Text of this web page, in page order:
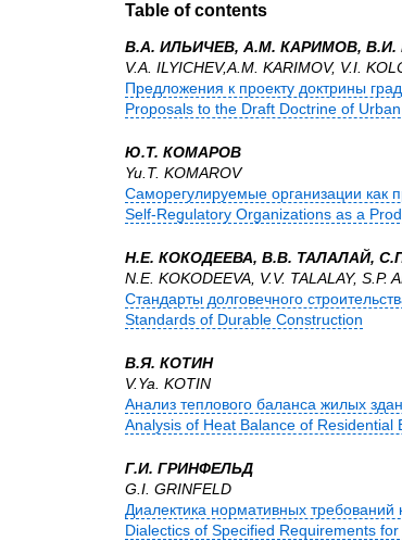
Table of contents
В.А. ИЛЬИЧЕВ, А.М. КАРИМОВ,
V.A. ILYICHEV,A.M. KARIMOV, V.I.
Предложения к проекту доктрины
Proposals to the Draft Doctrine of
Ю.Т. КОМАРОВ
Yu.T. KOMAROV
Саморегулируемые организации как
Self-Regulatory Organizations as a
Н.Е. КОКОДЕЕВА, В.В. ТАЛАЛАЙ,
N.E. KOKODEEVA, V.V. TALALAY, S.P.
Стандарты долговечного
Standards of Durable Construction
В.Я. КОТИН
V.Ya. KOTIN
Анализ теплового баланса жилых
Analysis of Heat Balance of
Г.И. ГРИНФЕЛЬД
G.I. GRINFELD
Диалектика нормативных
Dialectics of Specified Requirements